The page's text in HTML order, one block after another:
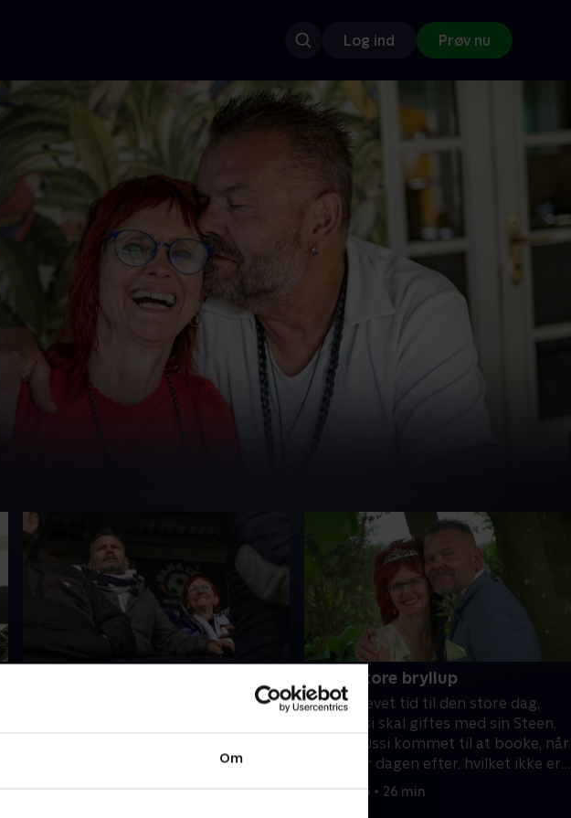
Om
Log ind Prøv nu
Sussi er begyndt at tage med Steen til
4. Det store bryllup
Det er blevet tid til den store dag,
hvor Sussi skal giftes med sin Steen.
Dog er Sussi kommet til at booke, når
OB spiller dagen efter, hvilket ikke er
populært.
6. juli 2025 • 26 min